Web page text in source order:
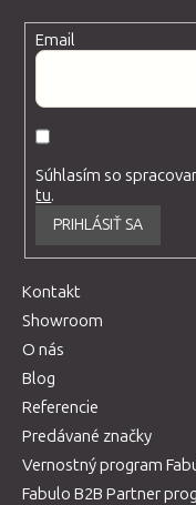
Email
Súhlasím so
tu.
PRIHLÁSIŤ SA
Kontakt
Showroom
O nás
Blog
Referencie
Predávané značky
Vernostný program
Fabulo B2B Partner